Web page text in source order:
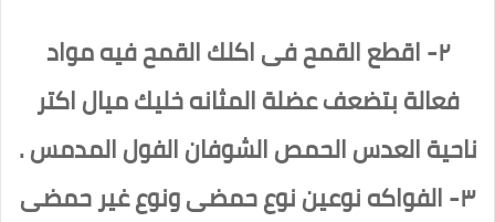
٢- اقطع القمح فى اكلك القمح فيه مواد
فعالة بتضعف عضلة المثانه خليك ميال اكتر
ناحية العدس الحمص الشوفان الفول المدمس .
٣- الفواكه نوعين نوع حمضى ونوع غير حمضى